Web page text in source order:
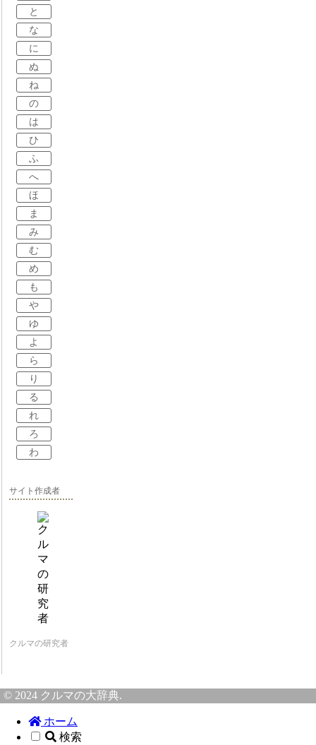
と
な
に
ぬ
ね
の
は
ひ
ふ
へ
ほ
ま
み
む
め
も
や
ゆ
よ
ら
り
る
れ
ろ
わ
サイト作成者
クルマの研究者
© 2024 クルマの大辞典.
ホーム
検索